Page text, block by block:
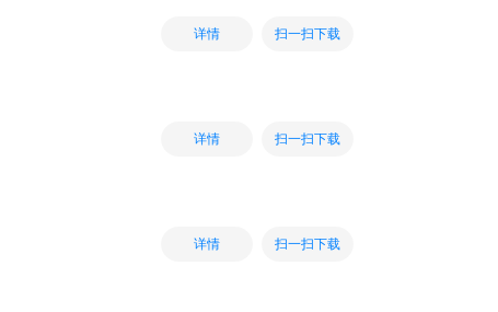
详情 扫一扫下载
详情 扫一扫下载
详情 扫一扫下载